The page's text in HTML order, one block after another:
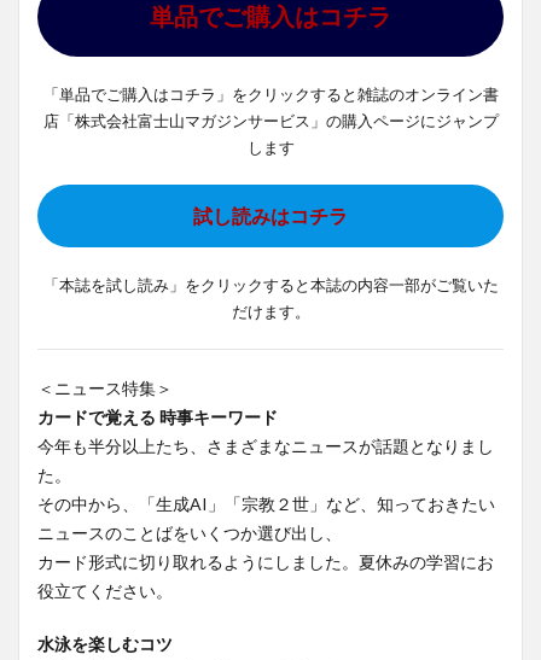
単品でご購入はコチラ
「単品でご購入はコチラ」をクリックすると雑誌のオンライン書
店「株式会社富士山マガジンサービス」の購入ページにジャンプ
します
試し読みはコチラ
「本誌を試し読み」をクリックすると本誌の内容一部がご覧いた
だけます。
＜ニュース特集＞
カードで覚える 時事キーワード
今年も半分以上たち、さまざまなニュースが話題となりまし
た。
その中から、「生成AI」「宗教２世」など、知っておきたい
ニュースのことばをいくつか選び出し、
カード形式に切り取れるようにしました。夏休みの学習にお
役立てください。
水泳を楽しむコツ